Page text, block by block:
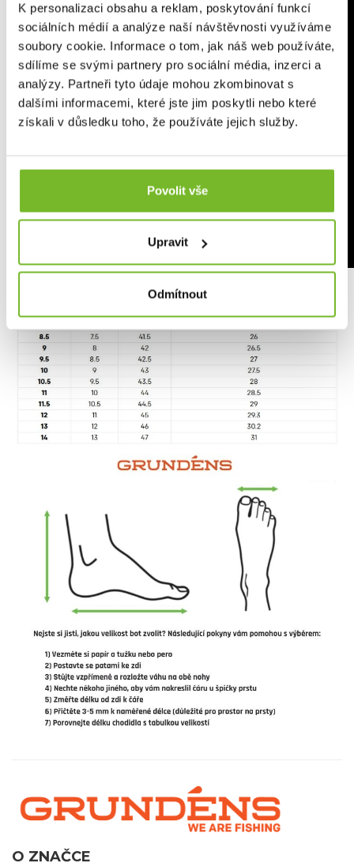
K personalizaci obsahu a reklam, poskytování funkcí
sociálních médií a analýze naší návštěvnosti využíváme
soubory cookie. Informace o tom, jak náš web používáte,
sdílíme se svými partnery pro sociální média, inzerci a
analýzy. Partneři tyto údaje mohou zkombinovat s
dalšími informacemi, které jste jim poskytli nebo které
získali v důsledku toho, že používáte jejich služby.
Povolit vše
Upravit
Odmítnout
O ZNAČCE